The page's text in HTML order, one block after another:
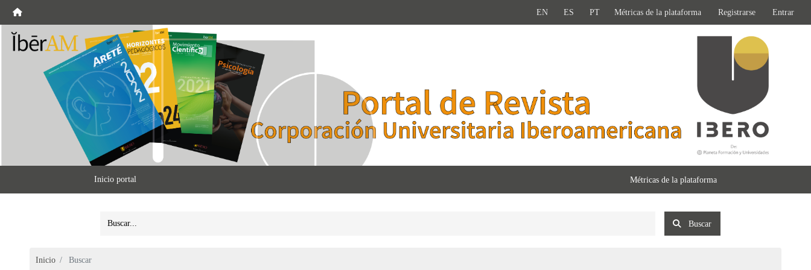
EN ES PT Métricas de la plataforma Registrarse Entrar
Inicio portal Métricas de la plataforma
Buscar
Inicio Buscar